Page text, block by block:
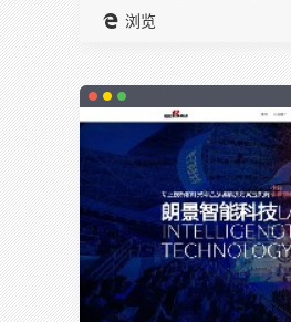
浏览